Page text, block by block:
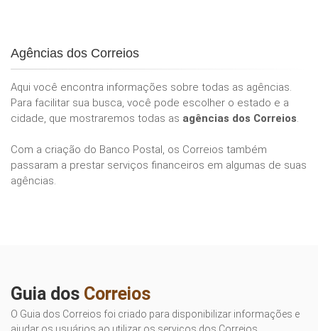
Agências dos Correios
Aqui você encontra informações sobre todas as agências.
Para facilitar sua busca, você pode escolher o estado e a
cidade, que mostraremos todas as agências dos Correios.
Com a criação do Banco Postal, os Correios também
passaram a prestar serviços financeiros em algumas de suas
agências.
Guia dos Correios
O Guia dos Correios foi criado para disponibilizar informações e